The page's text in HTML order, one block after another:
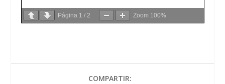
Página 1 /2 Zoom 100%
COMPARTIR: